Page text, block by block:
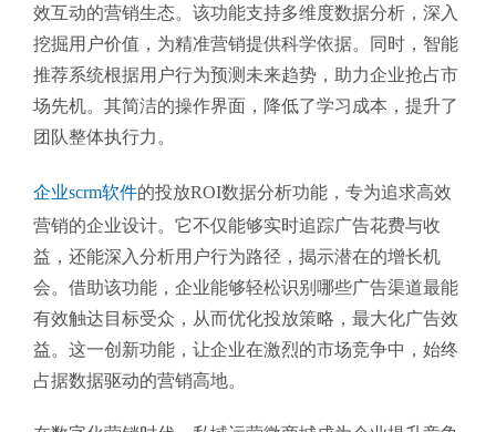
效互动的营销生态。该功能支持多维度数据分析，深入
挖掘用户价值，为精准营销提供科学依据。同时，智能
推荐系统根据用户行为预测未来趋势，助力企业抢占市
场先机。其简洁的操作界面，降低了学习成本，提升了
团队整体执行力。
企业scrm软件的投放ROI数据分析功能，专为追求高效
营销的企业设计。它不仅能够实时追踪广告花费与收
益，还能深入分析用户行为路径，揭示潜在的增长机
会。借助该功能，企业能够轻松识别哪些广告渠道最能
有效触达目标受众，从而优化投放策略，最大化广告效
益。这一创新功能，让企业在激烈的市场竞争中，始终
占据数据驱动的营销高地。